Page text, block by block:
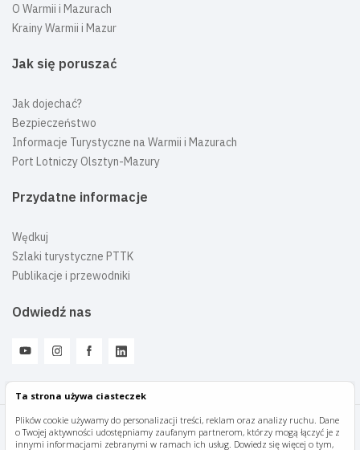
Ta strona używa ciasteczek
Plików cookie używamy do personalizacji treści, reklam oraz analizy ruchu. Dane
o Twojej aktywności udostępniamy zaufanym partnerom, którzy mogą łączyć je z
innymi informacjami zebranymi w ramach ich usług. Dowiedz się więcej o tym,
O Warmii i Mazurach
Krainy Warmii i Mazur
Jak się poruszać
Jak dojechać?
Bezpieczeństwo
Informacje Turystyczne na Warmii i Mazurach
Port Lotniczy Olsztyn-Mazury
Przydatne informacje
Wędkuj
Szlaki turystyczne PTTK
Publikacje i przewodniki
Odwiedź nas
Mazury Travel © 2026